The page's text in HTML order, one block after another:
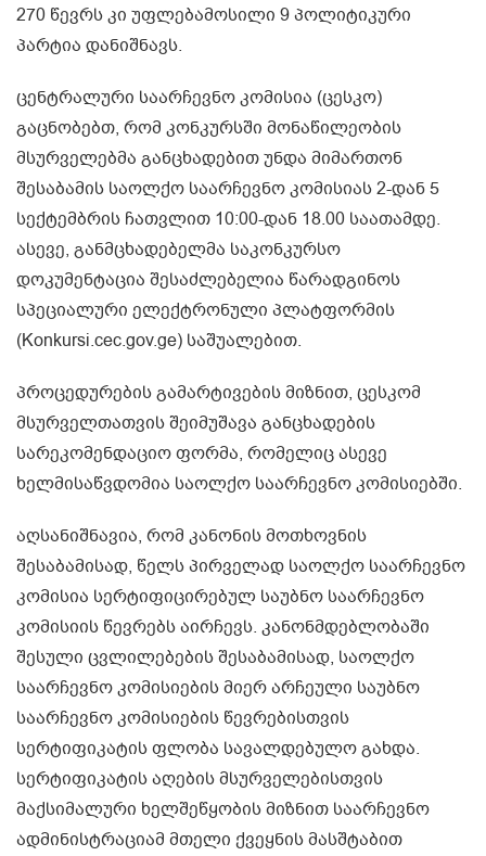
270 წევრს კი უფლებამოსილი 9 პოლიტიკური
პარტია დანიშნავს.
ცენტრალური საარჩევნო კომისია (ცესკო)
გაცნობებთ, რომ კონკურსში მონაწილეობის
მსურველებმა განცხადებით უნდა მიმართონ
შესაბამის საოლქო საარჩევნო კომისიას 2-დან 5
სექტემბრის ჩათვლით 10:00-დან 18.00 საათამდე.
ასევე, განმცხადებელმა საკონკურსო
დოკუმენტაცია შესაძლებელია წარადგინოს
სპეციალური ელექტრონული პლატფორმის
(Konkursi.cec.gov.ge) საშუალებით.
პროცედურების გამარტივების მიზნით, ცესკომ
მსურველთათვის შეიმუშავა განცხადების
სარეკომენდაციო ფორმა, რომელიც ასევე
ხელმისაწვდომია საოლქო საარჩევნო კომისიებში.
აღსანიშნავია, რომ კანონის მოთხოვნის
შესაბამისად, წელს პირველად საოლქო საარჩევნო
კომისია სერტიფიცირებულ საუბნო საარჩევნო
კომისიის წევრებს აირჩევს. კანონმდებლობაში
შესული ცვლილებების შესაბამისად, საოლქო
საარჩევნო კომისიების მიერ არჩეული საუბნო
საარჩევნო კომისიების წევრებისთვის
სერტიფიკატის ფლობა სავალდებულო გახდა.
სერტიფიკატის აღების მსურველებისთვის
მაქსიმალური ხელშეწყობის მიზნით საარჩევნო
ადმინისტრაციამ მთელი ქვეყნის მასშტაბით